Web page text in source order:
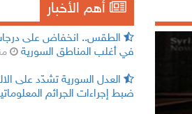
أهم الأخبار
الطقس.. انخفاض على درجات
في أغلب المناطق السورية
العدل السورية تشدّد على
ضبط إجراءات الجرائم